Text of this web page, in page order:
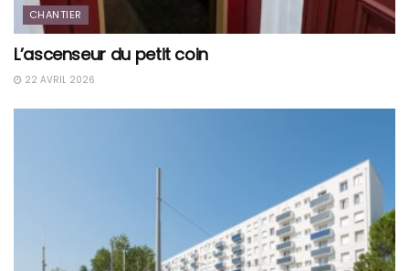
CHANTIER
L’ascenseur du petit coin
22 AVRIL 2026